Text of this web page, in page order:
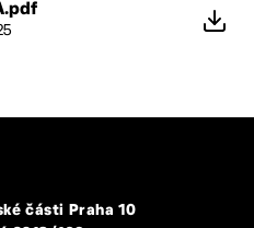
části Praha 10